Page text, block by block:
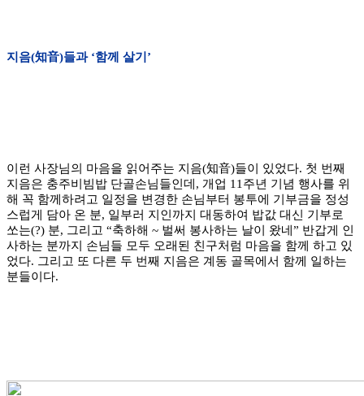
지음(知音)들과 ‘함께 살기’
이런 사장님의 마음을 읽어주는 지음(知音)들이 있었다. 첫 번째
지음은 충주비빔밥 단골손님들인데, 개업 11주년 기념 행사를 위
해 꼭 함께하려고 일정을 변경한 손님부터 봉투에 기부금을 정성
스럽게 담아 온 분, 일부러 지인까지 대동하여 밥값 대신 기부로
쏘는(?) 분, 그리고 “축하해 ~ 벌써 봉사하는 날이 왔네” 반갑게 인
사하는 분까지 손님들 모두 오래된 친구처럼 마음을 함께 하고 있
었다. 그리고 또 다른 두 번째 지음은 계동 골목에서 함께 일하는
분들이다.